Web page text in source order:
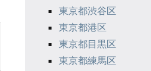
東京都渋谷区
東京都港区
東京都目黒区
東京都練馬区